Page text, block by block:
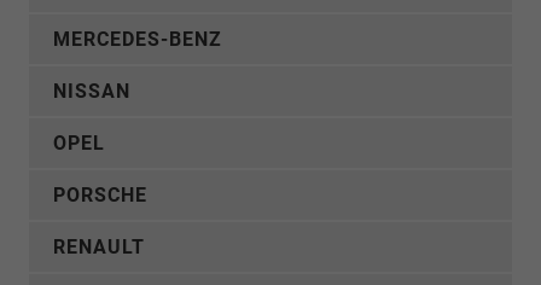
MERCEDES-BENZ
NISSAN
OPEL
PORSCHE
RENAULT